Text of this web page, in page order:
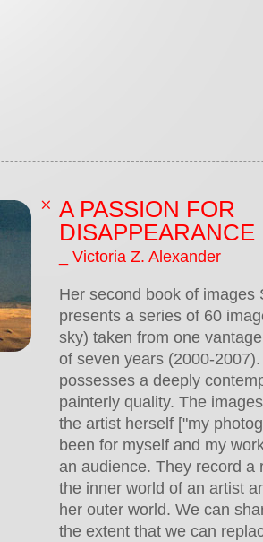
A PASSION FOR
DISAPPEARANCE
_ Victoria Z. Alexander
Her second book of images
presents a series of 60
sky) taken from one
of seven years (2000-
possesses a deeply
painterly quality. The
the artist herself ["my
been for myself and my
an audience. They record a
the inner world of an artist
her outer world. We can
the extent that we can